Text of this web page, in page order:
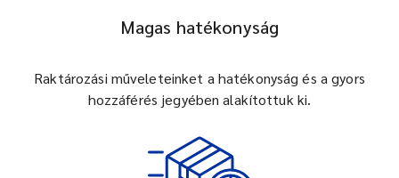
Magas hatékonyság
Raktározási műveleteinket a hatékonyság és a gyors
hozzáférés jegyében alakítottuk ki.